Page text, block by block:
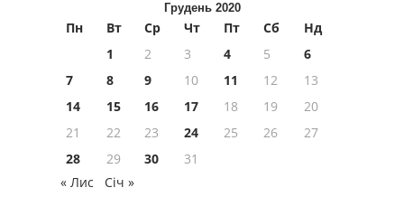
Грудень 2020
Пн Вт Ср Чт Пт Сб
Нд
1
2 3 4 5
6
7
8 9 10 11 12
13
14
15 16 17 18 19
20
21
22 23 24 25 26
27
28
29 30
31
« Лис
Січ »